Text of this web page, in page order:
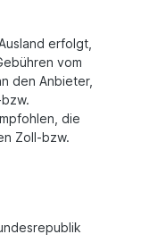
erfolgt,
vom
den Anbieter,
die
Zoll-bzw.